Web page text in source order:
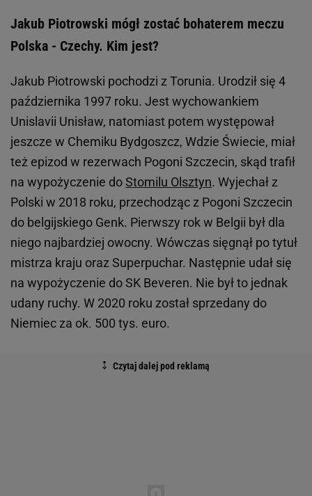
Jakub Piotrowski mógł zostać bohaterem meczu
Polska - Czechy. Kim jest?
Jakub Piotrowski pochodzi z Torunia. Urodził się 4
października 1997 roku. Jest wychowankiem
Unislavii Unisław, natomiast potem występował
jeszcze w Chemiku Bydgoszcz, Wdzie Świecie, miał
też epizod w rezerwach Pogoni Szczecin, skąd trafił
na wypożyczenie doStomilu Olsztyn. Wyjechał z
Polski w 2018 roku, przechodząc z Pogoni Szczecin
do belgijskiego Genk. Pierwszy rok w Belgii był dla
niego najbardziej owocny. Wówczas sięgnął po tytuł
mistrza kraju oraz Superpuchar. Następnie udał się
na wypożyczenie do SK Beveren. Nie był to jednak
udany ruchy. W 2020 roku został sprzedany do
Niemiec za ok. 500 tys. euro.